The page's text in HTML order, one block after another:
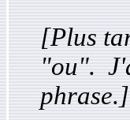
[Plus
"ou".
phrase.]